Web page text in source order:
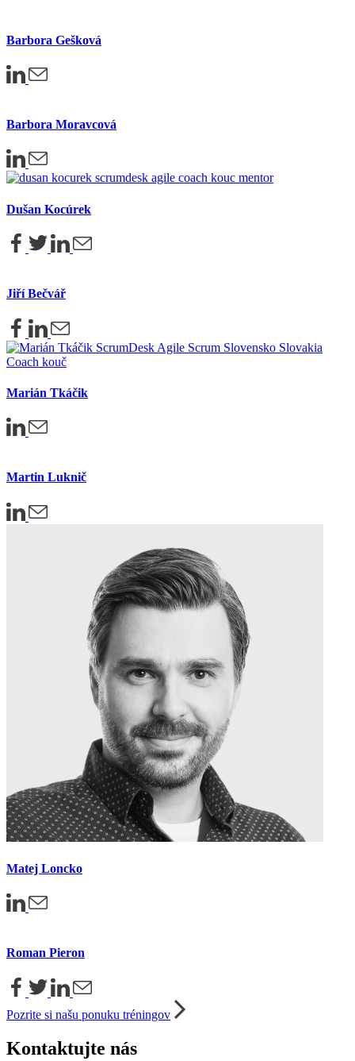
Barbora Gešková
Barbora Moravcová
Dušan Kocúrek
Jiří Bečvář
Marián Tkáčik
Martin Luknič
Matej Loncko
Roman Pieron
Pozrite si našu ponuku tréningov
Kontaktujte nás